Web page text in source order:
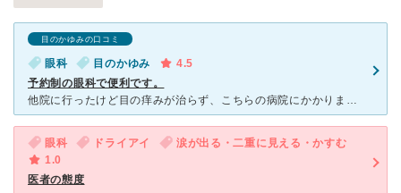
目のかゆみの口コミ
眼科 目のかゆみ
4.5
予約制の眼科で便利です。
他院に行ったけど目の痒みが治らず、こちらの病院にかかりました。 岡山駅東口からすぐの高島屋の横のビルに入ってあり 、雨の日も濡れずに一番街の地下から向かえるのでわかりやすい場所にあり便利です。
眼科 ドライアイ
涙が出る・二重に見える・かすむ
1.0
医者の態度